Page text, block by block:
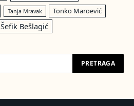
Tanja Mravak Tonko Maroević
Šefik Bešlagić